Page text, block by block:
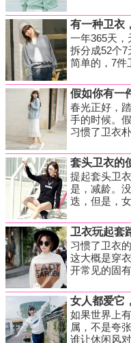
有一种卫衣
一年365天，
拆分成52个7
简单的，7件
假如你有一
春光正好，
手的时候。
习惯了卫衣
套头卫衣的
提起套头卫
是，减龄。
迭，但是，
卫衣玩起套
习惯了卫衣
这大概是穿
开常见的固
女人都爱它
如果世界上
属，不是夸
谁让休闲风